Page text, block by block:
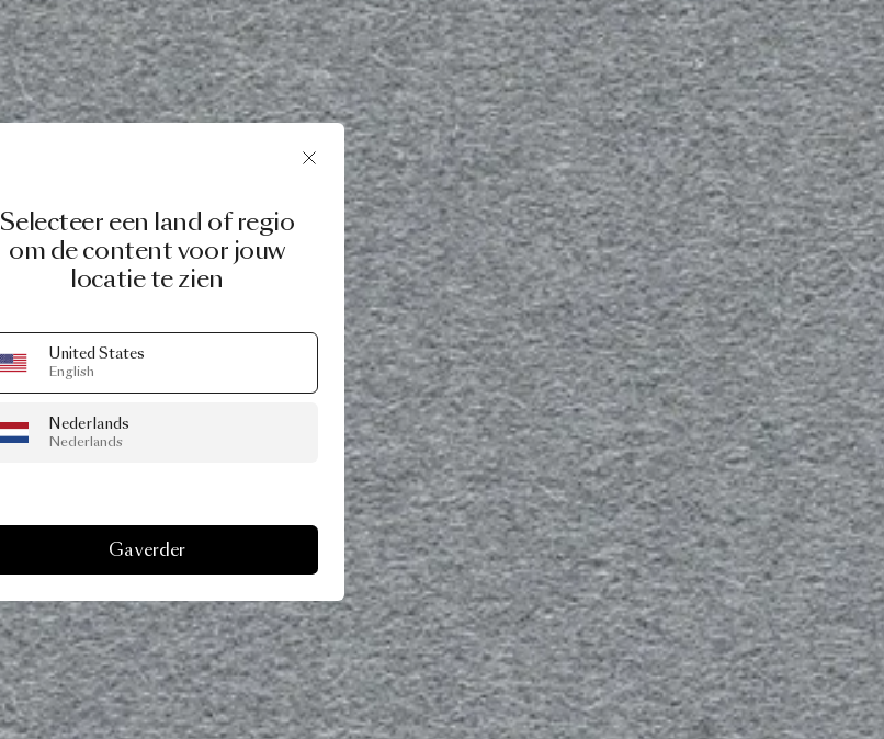
Selecteer een land of regio
om de content voor jouw
locatie te zien
United States
English
Nederlands
Nederlands
Ga verder